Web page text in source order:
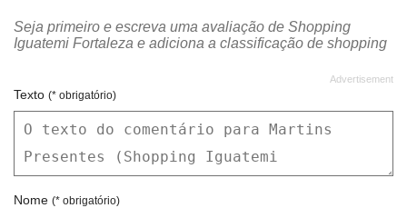
Seja primeiro e escreva uma avaliação de Shopping
Iguatemi Fortaleza e adiciona a classificação de shopping
Texto (* obrigatório)
Nome (* obrigatório)